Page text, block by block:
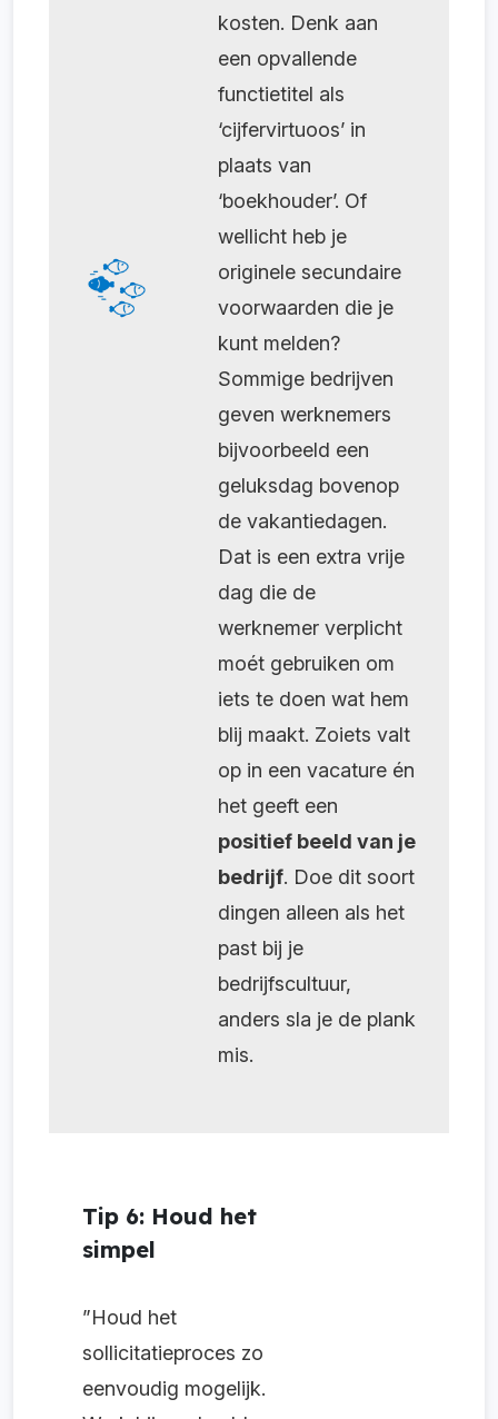
kosten. Denk aan
een opvallende
functietitel als
‘cijfervirtuoos’ in
plaats van
‘boekhouder’. Of
wellicht heb je
originele secundaire
voorwaarden die je
kunt melden?
Sommige bedrijven
geven werknemers
bijvoorbeeld een
geluksdag bovenop
de vakantiedagen.
Dat is een extra vrije
dag die de
werknemer verplicht
moét gebruiken om
iets te doen wat hem
blij maakt. Zoiets valt
op in een vacature én
het geeft een
positief beeld van je
bedrijf. Doe dit soort
dingen alleen als het
past bij je
bedrijfscultuur,
anders sla je de plank
mis.
Tip 6: Houd het
simpel
”Houd het
sollicitatieproces zo
eenvoudig mogelijk.